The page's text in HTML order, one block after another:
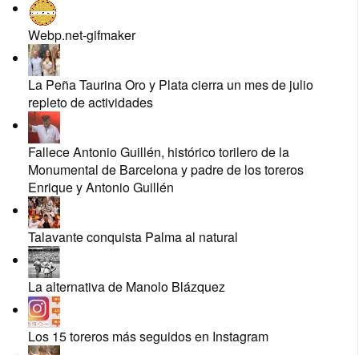
Webp.net-gifmaker
La Peña Taurina Oro y Plata cierra un mes de julio
repleto de actividades
Fallece Antonio Guillén, histórico torilero de la
Monumental de Barcelona y padre de los toreros
Enrique y Antonio Guillén
Talavante conquista Palma al natural
La alternativa de Manolo Blázquez
Los 15 toreros más seguidos en Instagram